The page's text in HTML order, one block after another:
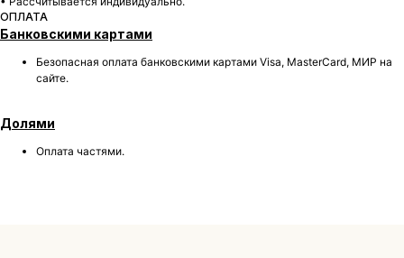
ОПЛАТА
Банковскими картами
Безопасная оплата банковскими картами Visa, MasterCard, МИР на
сайте.
Долями
Оплата частями.